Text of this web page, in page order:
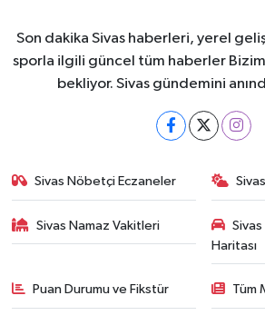
Son dakika Sivas haberleri, yerel
sporla ilgili güncel tüm haberler Bizim
bekliyor. Sivas gündemini
Sivas Nöbetçi Eczaneler
Sivas Namaz Vakitleri
Haritası
Puan Durumu ve Fikstür Tüm